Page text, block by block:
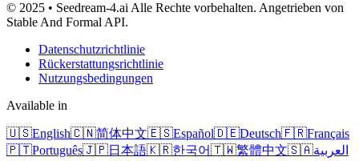
© 2025 • Seedream-4.ai Alle Rechte vorbehalten. Angetrieben von
Stable And Formal API.
Datenschutzrichtlinie
Rückerstattungsrichtlinie
Nutzungsbedingungen
Available in
🇺🇸English🇨🇳简体中文🇪🇸Español🇩🇪Deutsch🇫🇷Français
🇵🇹Português🇯🇵日本語🇰🇷한국어🇹🇼繁體中文🇸🇦العربية